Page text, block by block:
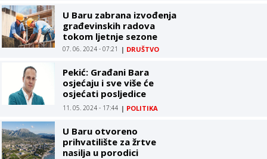
U Baru zabrana izvođenja
građevinskih radova
tokom ljetnje sezone
07. 06. 2024 - 07:21 | DRUŠTVO
Pekić: Građani Bara
osjećaju i sve više će
osjećati posljedice
haotičnih aktivnosti
vladajuće koalicije u Baru
11. 05. 2024 - 17:44 | POLITIKA
U Baru otvoreno
prihvatilište za žrtve
nasilja u porodici